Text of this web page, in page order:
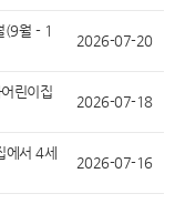
(9월 - 1
2026-07-20
린이집
2026-07-18
에서 4세
2026-07-16